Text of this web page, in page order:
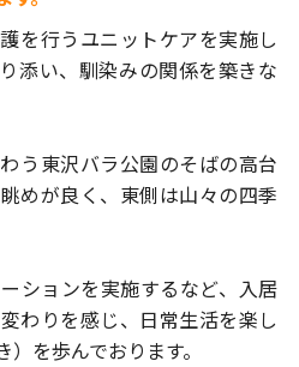
を行うユニットケアを実施し
添い、馴染みの関係を築きな
う東沢バラ公園のそばの高台
めが良く、東側は山々の四季
ションを実施するなど、入居
わりを感じ、日常生活を楽し
を歩んでおります。